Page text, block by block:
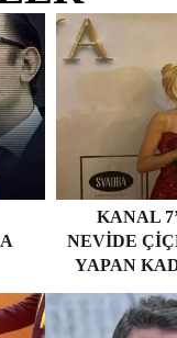
KANAL
NEVİDE
YAPAN